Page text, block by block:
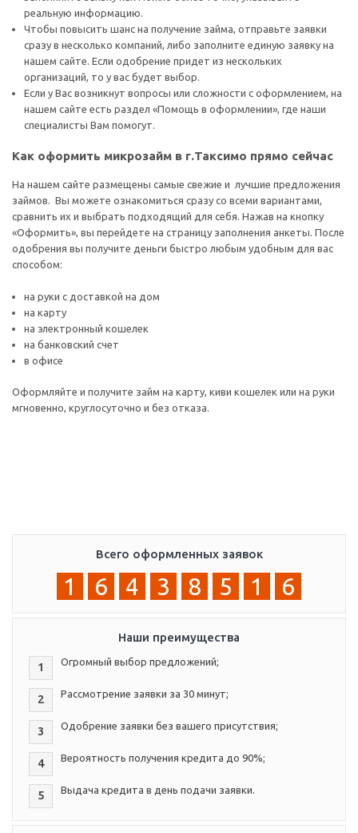
реальную информацию.
Чтобы повысить шанс на получение займа, отправьте заявки
сразу в несколько компаний, либо заполните единую заявку на
нашем сайте. Если одобрение придет из нескольких
организаций, то у вас будет выбор.
Если у Вас возникнут вопросы или сложности с оформлением, на
нашем сайте есть раздел «Помощь в оформлении», где наши
специалисты Вам помогут.
Как оформить микрозайм в г.Таксимо прямо сейчас
На нашем сайте размещены самые свежие и лучшие предложения
займов. Вы можете ознакомиться сразу со всеми вариантами,
сравнить их и выбрать подходящий для себя. Нажав на кнопку
«Оформить», вы перейдете на страницу заполнения анкеты. После
одобрения вы получите деньги быстро любым удобным для вас
способом:
на руки с доставкой на дом
на карту
на электронный кошелек
на банковский счет
в офисе
Оформляйте и получите займ на карту, киви кошелек или на руки
мгновенно, круглосуточно и без отказа.
Всего оформленных заявок
1 6 4 3 8 5 1 6
Наши преимущества
1 Огромный выбор предложений;
2 Рассмотрение заявки за 30 минут;
3 Одобрение заявки без вашего присутствия;
4 Вероятность получения кредита до 90%;
5 Выдача кредита в день подачи заявки.